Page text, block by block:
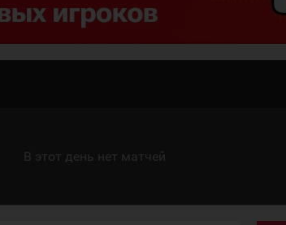
В этот день нет матчей